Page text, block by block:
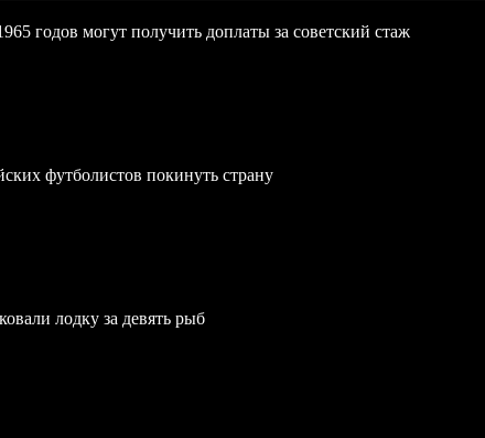
годов могут получить доплаты за советский стаж
футболистов покинуть страну
лодку за девять рыб